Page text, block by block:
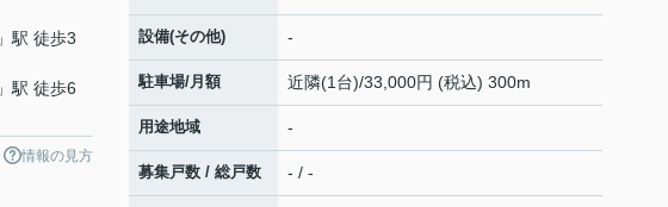
」駅 徒歩3
」駅 徒歩6
情報の見方
設備(その他) -
駐車場/月額 近隣(1台)/33,000円 (税込) 300m
用途地域 -
募集戸数 / 総戸数 - / -